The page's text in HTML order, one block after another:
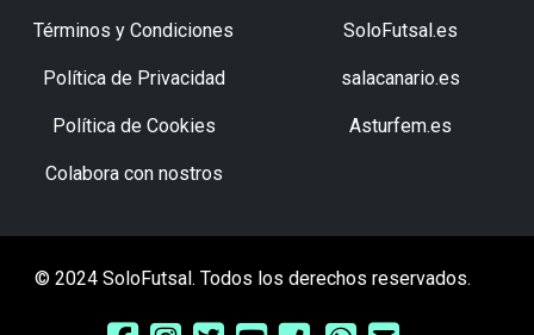
Términos y Condiciones
Política de Privacidad
Política de Cookies
Colabora con nostros
SoloFutsal.es
salacanario.es
Asturfem.es
© 2024 SoloFutsal. Todos los derechos reservados.